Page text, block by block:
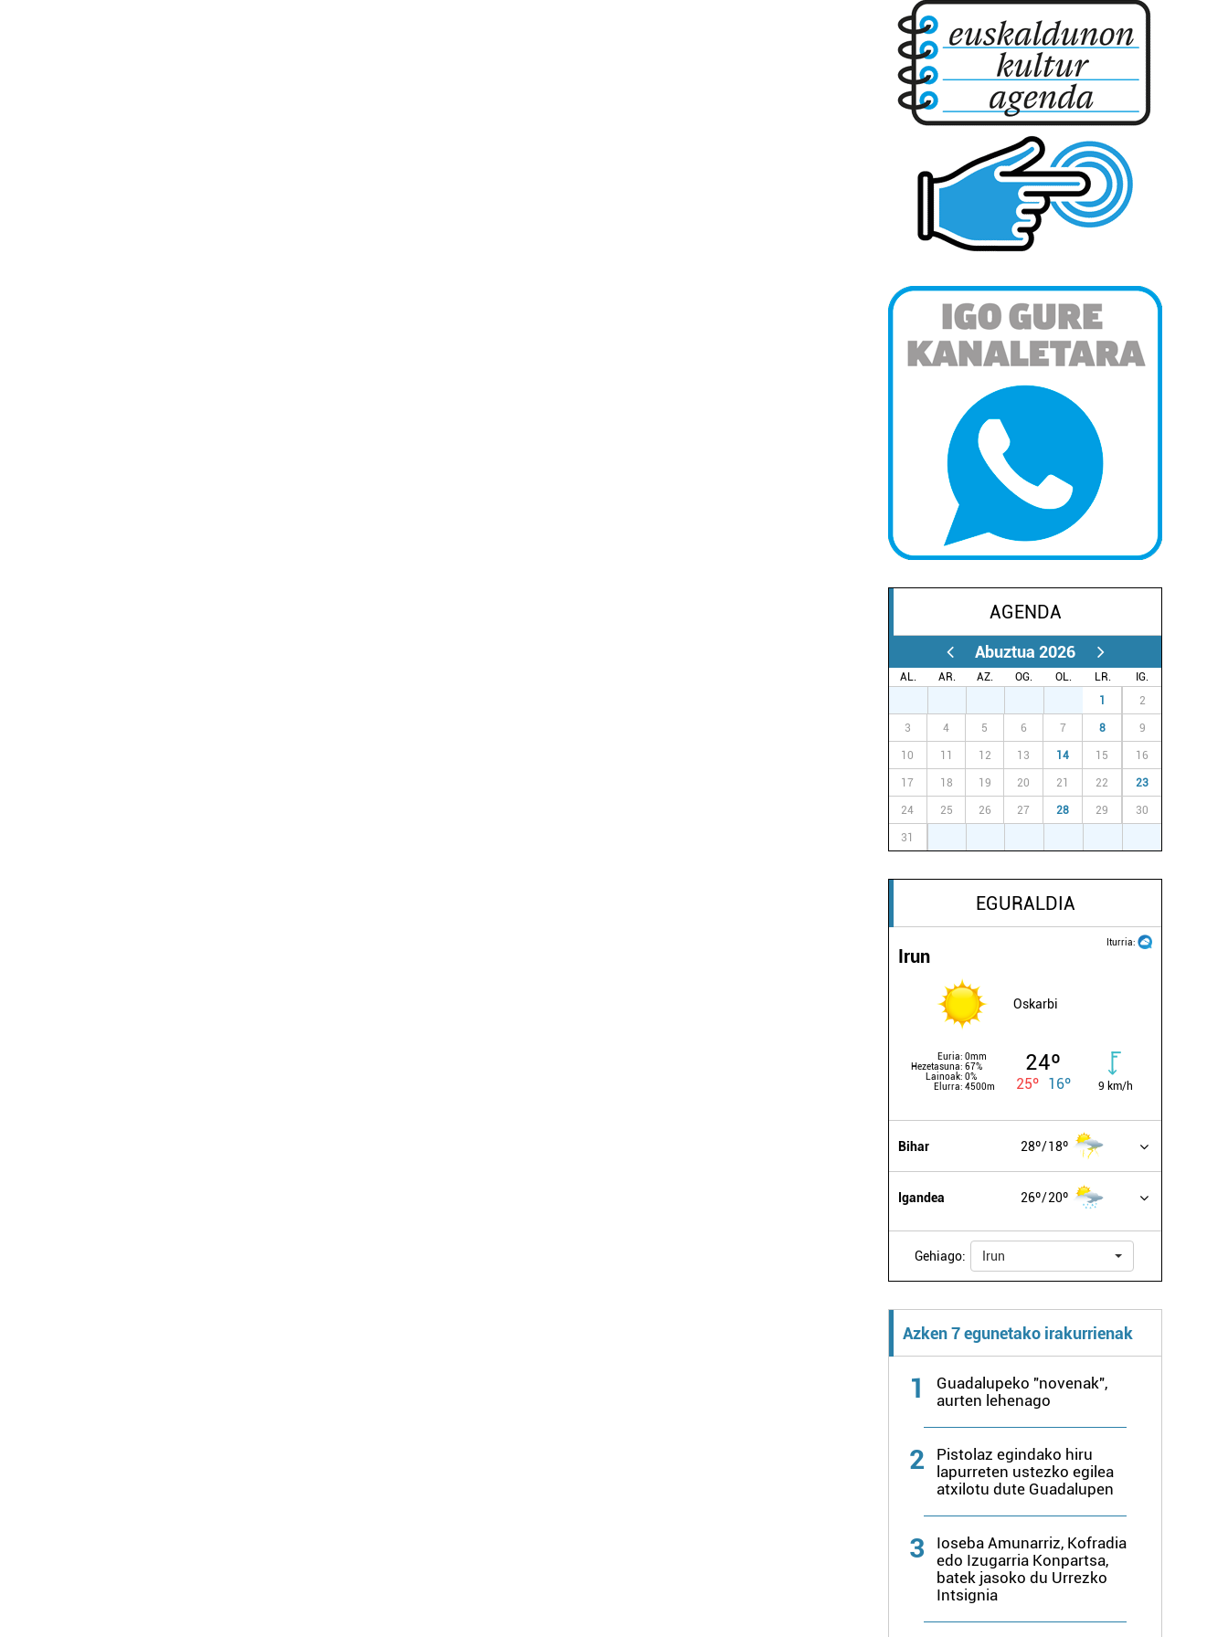
AGENDA
Abuztua 2026
AL. AR. AZ. OG. OL. LR.
IG.
1 2
3 4 5 6 7 8 9
10 11 12 13 14 15 16
17 18 19 20 21 22 23
24 25 26 27 28 29 30
31
EGURALDIA
Iturria:
Irun
Oskarbi
Euria: 0mm
Hezetasuna: 67%
Lainoak: 0%
Elurra: 4500m
24º
25º 16º 9 km/h
Bihar 28º 18º
Igandea 26º 20º
Gehiago: Irun
Azken 7 egunetako irakurrienak
1
Guadalupeko "novenak",
aurten lehenago
2
Pistolaz egindako hiru
lapurreten ustezko egilea
atxilotu dute Guadalupen
3
Ioseba Amunarriz, Kofradia
edo Izugarria Konpartsa,
batek jasoko du Urrezko
Intsignia